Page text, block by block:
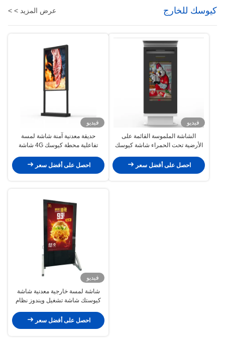
كيوسك للخارج عرض المزيد > >
فيديو
الشاشة الملموسة القائمة على
الأرضية تحت الحمراء شاشة كيوسك
احصل على أفضل سعر
فيديو
حديقة معدنية آمنة شاشة لمسة
تفاعلية محطة كيوسك 4G شاشة
احصل على أفضل سعر
فيديو
شاشة لمسة خارجية معدنية شاشة
كيوستك شاشة تشغيل ويندوز نظام
احصل على أفضل سعر